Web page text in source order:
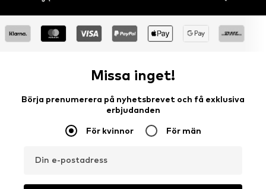
Missa inget!
Börja prenumerera på nyhetsbrevet och få exklusiva
erbjudanden
För kvinnor För män
Din e-postadress